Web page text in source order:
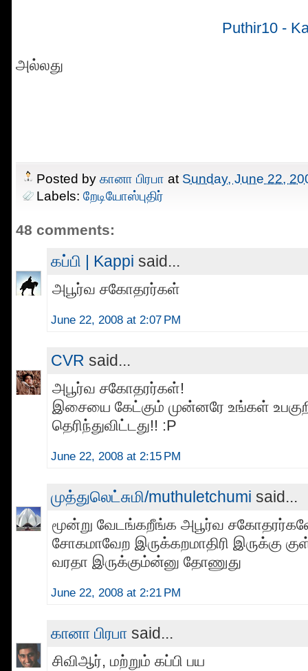
Puthir10 -
அல்லது
Posted by கானா பிரபா at Sunday, June 22,
Labels: றேடியோஸ்புதிர்
48 comments:
கப்பி | Kappi said...
அபூர்வ சகோதரர்கள்
June 22, 2008 at 2:07 PM
CVR said...
அபூர்வ சகோதரர்கள்!
இசையை கேட்கும் முன்னரே உங்கள்
தெரிந்துவிட்டது!! :P
June 22, 2008 at 2:15 PM
முத்துலெட்சுமி/muthuletchumi said...
மூன்று வேடங்கறீங்க அபூர்வ
சோகமாவேற இருக்கறமாதிரி இருக்கு
வரதா இருக்கும்ன்னு தோணுது
June 22, 2008 at 2:21 PM
கானா பிரபா said...
சிவிஆர், மற்றும் கப்பி பய